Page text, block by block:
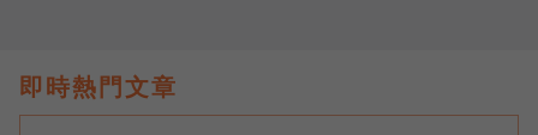
即時熱門文章